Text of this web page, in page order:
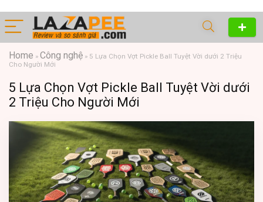
Home » Công nghệ » 5 Lựa Chọn Vợt Pickle Ball Tuyệt Vời dưới 2 Triệu
Cho Người Mới
5 Lựa Chọn Vợt Pickle Ball Tuyệt Vời dưới
2 Triệu Cho Người Mới